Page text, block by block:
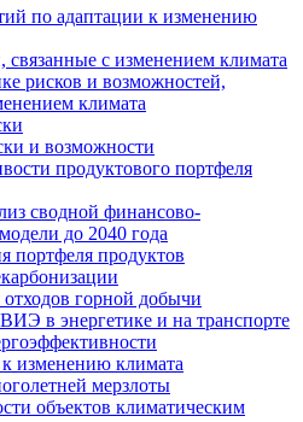
по адаптации к изменению
с изменением климата
рисков и возможностей,
климата
и возможности
продуктового портфеля
сводной финансово-
до 2040 года
портфеля продуктов
горной добычи
в энергетике и на транспорте
изменению климата
мерзлоты
объектов климатическим